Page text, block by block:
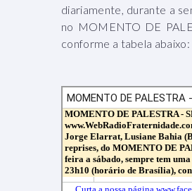
diariamente, durante a
no MOMENTO DE
conforme a tabela abaixo: